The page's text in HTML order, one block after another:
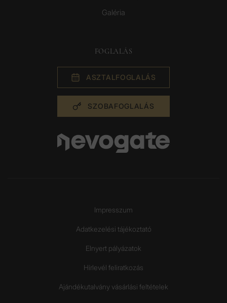
Galéria
FOGLALÁS
ASZTAL­FOGLALÁS
SZOBA­FOGLALÁS
Impresszum
Adatkezelési tájékoztató
Elnyert pályázatok
Hírlevél feliratkozás
Ajándékutalvány vásárlási feltételek